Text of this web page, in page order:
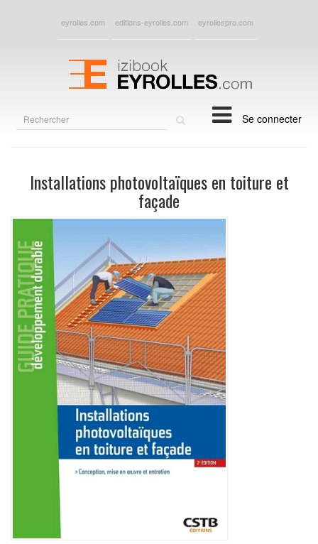
eyrolles.com editions-eyrolles.com eyrollespro.com
Se connecter
Installations photovoltaïques en toiture et
façade